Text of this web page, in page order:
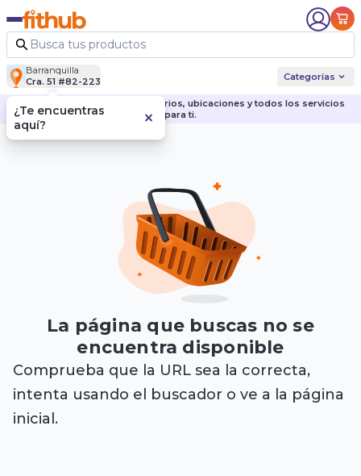
Barranquilla
Cra. 51 #82-223
Categorías
Descubre nuestras sedes, horarios, ubicaciones y todos los servicios
para ti.
La página que buscas no se
encuentra disponible
Comprueba que la URL sea la correcta,
intenta usando el buscador o ve a la página
inicial.
¿Te encuentras
aquí?